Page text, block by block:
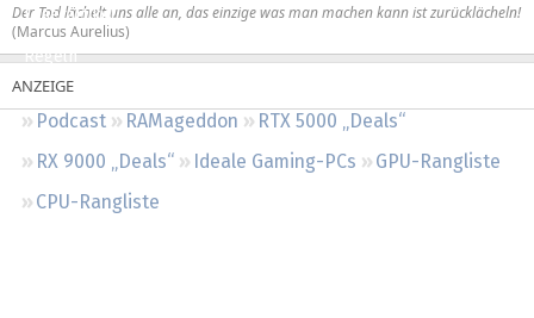
Leserartikel
Regeln
Podcast RAMageddon
RTX 5000 „Deals“
RX 9000 „Deals“
Ideale Gaming-PCs
GPU-Rangliste
CPU-Rangliste
Der Tod lächelt uns alle an, das einzige was man machen kann ist zurücklächeln!
(Marcus Aurelius)